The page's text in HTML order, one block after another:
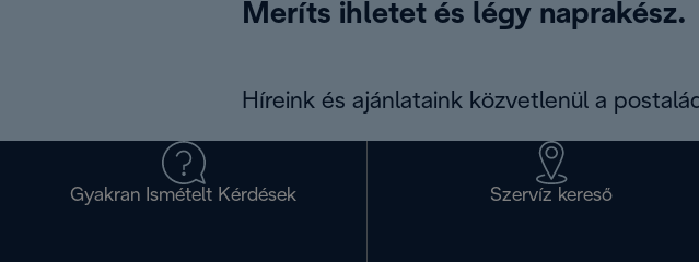
Meríts ihletet és légy naprakész.
Híreink és ajánlataink közvetlenül a
Gyakran Ismételt Kérdések Szervíz kereső